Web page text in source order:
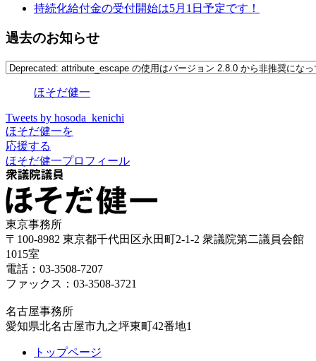
持続化給付金の受付開始は5月1日予定です！
過去のお知らせ
ほそだ健一
Tweets by hosoda_kenichi
ほそだ健一を
応援する
ほそだ健一プロフィール
東京事務所
〒100-8982 東京都千代田区永田町2-1-2 衆議院第二議員会館
1015室
電話：03-3508-7207
ファックス：03-3508-3721
名古屋事務所
愛知県北名古屋市九之坪東町42番地1
トップページ